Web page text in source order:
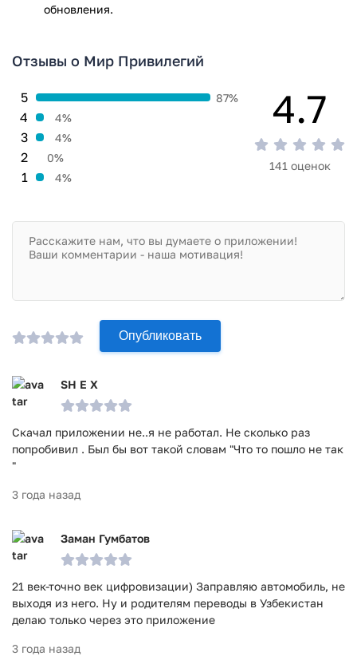
обновления.
Отзывы о Мир Привилегий
1 4%
2 0%
3 4%
4 4%
5 87% 4.7
141 оценок
Опубликовать
SH E X
Скачал приложении не..я не работал. Не сколько раз
попробивил . Был бы вот такой словам "Что то пошло не так
"
3 года назад
Заман Гумбатов
21 век-точно век цифровизации) Заправляю автомобиль, не
выходя из него. Ну и родителям переводы в Узбекистан
делаю только через это приложение
3 года назад